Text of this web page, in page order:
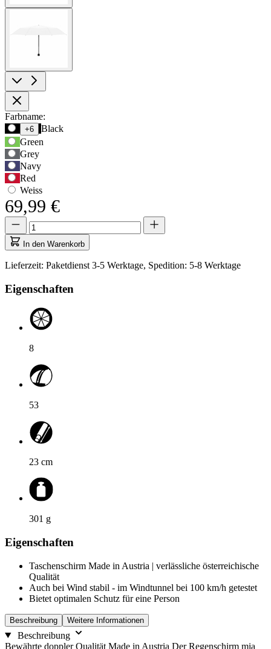
Produktoptionen
Farbname:
Verwenden
Sie
die
Tabulatortaste,
um
zur
ersten
Auswahloption
zu
navigieren,
und
anschließend
Pfeiltasten,
zwischen
Optionen
wechseln.
+6
Black
Green
Grey
Navy
Red
Weiss
69,99 €
Menge
aktualisiert
auf
1
Menge
In den Warenkorb
Lieferzeit: Paketdienst 3-5 Werktage, Spedition: 5-8 Werktage
Eigenschaften
8
53
23 cm
301 g
Eigenschaften
Taschenschirm Made in Austria | verlässliche österreichische
Qualität
Auch bei Wind stabil - im Windtunnel bei 100 km/h getestet
Bietet optimalen Schutz für eine Person
Beschreibung Weitere Informationen
Beschreibung
Bewährte doppler Qualität Made in Austria Der Regenschirm mia